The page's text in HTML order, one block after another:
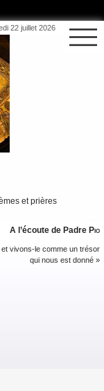
22 juillet 2026
et prières
A l’écoute de Padre Pio
vivons-le comme un trésor
qui nous est donné »